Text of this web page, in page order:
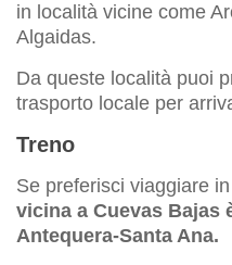
in località vicine come
Algaidas.
Da queste località puoi
trasporto locale per
Treno
Se preferisci viaggiare
vicina a Cuevas Bajas
Antequera-Santa Ana.